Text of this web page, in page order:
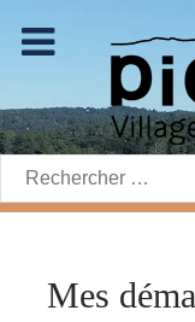
Rechercher:
Mes